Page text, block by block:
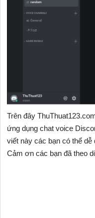
Trên đây
ứng dụng chat voice
viết này các bạn có thể
Cảm ơn các bạn đã theo